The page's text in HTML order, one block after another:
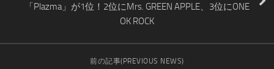
「Plazma」が1位！2位にMrs. GREEN APPLE、3位にONE
OK ROCK
前の記事(PREVIOUS NEWS)